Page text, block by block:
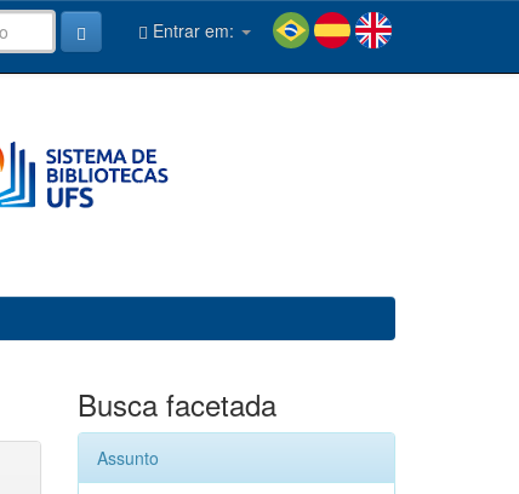
Entrar em:
Busca facetada
Assunto